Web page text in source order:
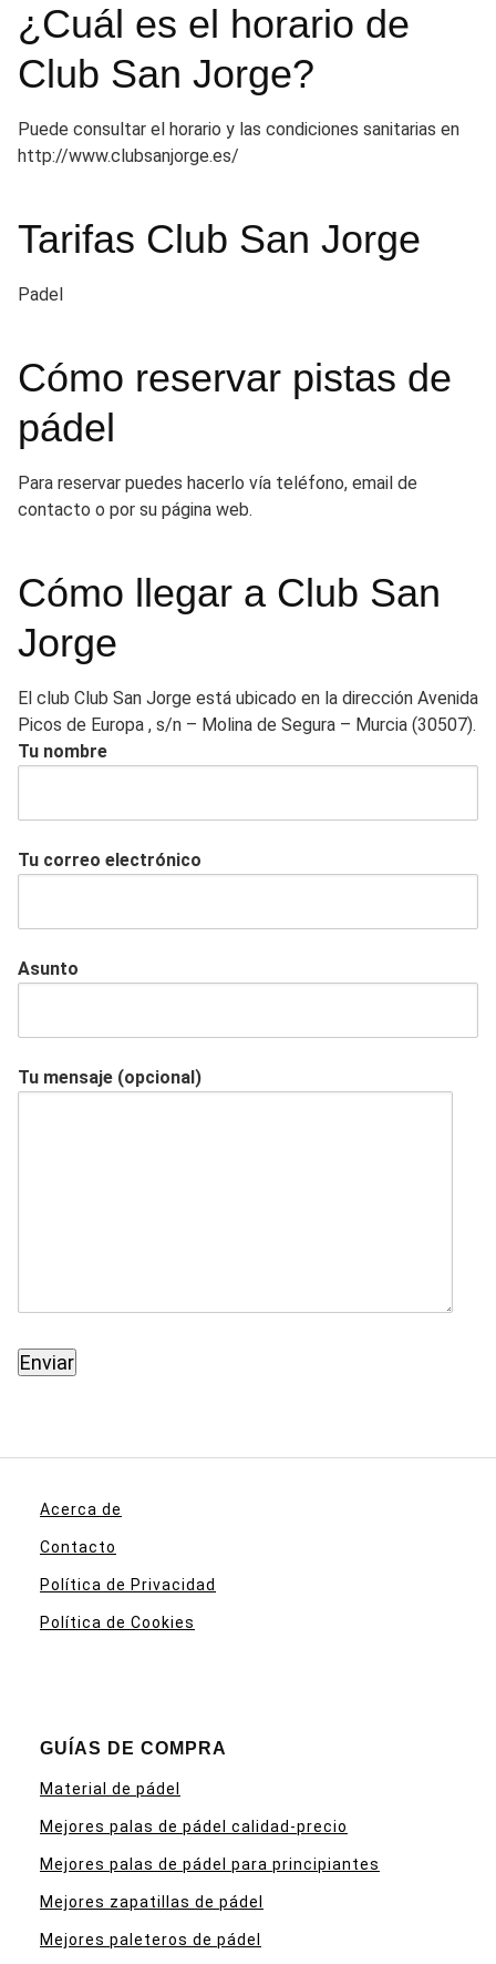
¿Cuál es el horario de
Club San Jorge?
Puede consultar el horario y las condiciones sanitarias en
http://www.clubsanjorge.es/
Tarifas Club San Jorge
Padel
Cómo reservar pistas de
pádel
Para reservar puedes hacerlo vía teléfono, email de
contacto o por su página web.
Cómo llegar a Club San
Jorge
El club Club San Jorge está ubicado en la dirección Avenida
Picos de Europa , s/n – Molina de Segura – Murcia (30507).
Tu nombre
Tu correo electrónico
Asunto
Tu mensaje (opcional)
Acerca de
Contacto
Política de Privacidad
Política de Cookies
GUÍAS DE COMPRA
Material de pádel
Mejores palas de pádel calidad-precio
Mejores palas de pádel para principiantes
Mejores zapatillas de pádel
Mejores paleteros de pádel